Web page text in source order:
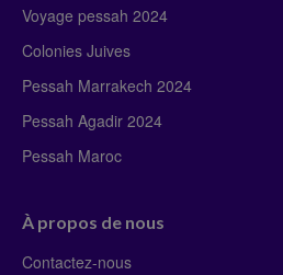
Voyage pessah 2024
Colonies Juives
Pessah Marrakech 2024
Pessah Agadir 2024
Pessah Maroc
À propos de nous
Contactez-nous